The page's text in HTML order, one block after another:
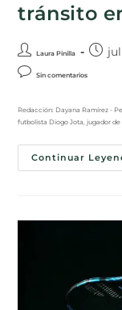
tránsito
Laura Pinilla
Sin comentarios
Redacción: Dayana Ramírez -
futbolista Diogo Jota, jugador de
Continuar